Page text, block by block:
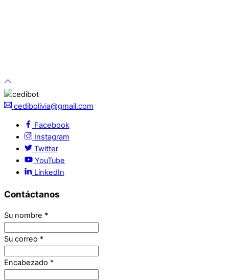
cedibolivia@gmail.com
Facebook
Instagram
Twitter
YouTube
LinkedIn
Contáctanos
Su nombre *
Su correo *
Encabezado *